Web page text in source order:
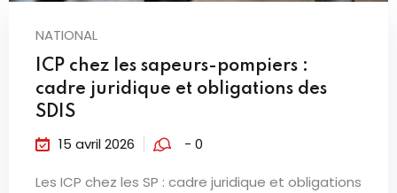
NATIONAL
ICP chez les sapeurs-pompiers :
cadre juridique et obligations des
SDIS
15 avril 2026 - 0
Les ICP chez les SP : cadre juridique et obligations